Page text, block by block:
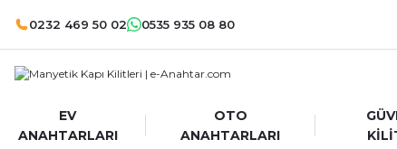
0232 469 50 02 0535 935 08 80
EV
ANAHTARLARI
OTO
ANAHTARLARI